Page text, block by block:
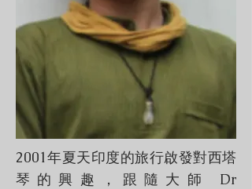
2001年夏天印度的旅行啟發對西塔
琴的興趣，跟隨大師 Dr